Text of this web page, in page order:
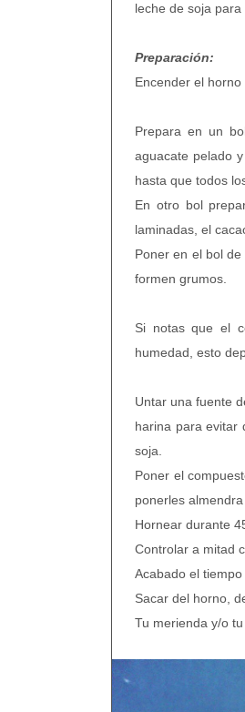
leche de soja
Preparación:
Encender el horno
Prepara en un
aguacate pelado
hasta que todos
En otro bol
laminadas, el
Poner en el bol
formen grumos.
Si notas que el
humedad, esto
Untar una fuente
harina para evitar
soja.
Poner el
ponerles
Hornear durante
Controlar a mitad
Acabado el
Sacar del horno,
Tu merienda y/o